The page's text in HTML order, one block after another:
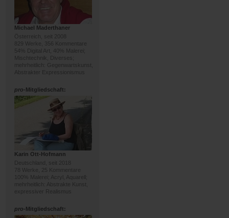
Michael Maderthaner
Österreich, seit 2008
829 Werke, 356 Kommentare
54% Digital Art, 40% Malerei;
Mischtechnik, Diverses;
mehrheitlich: Gegenwartskunst,
Abstrakter Expressionismus
pro-Mitgliedschaft:
Karin Ott-Hofmann
Deutschland, seit 2018
78 Werke, 25 Kommentare
100% Malerei; Acryl, Aquarell;
mehrheitlich: Abstrakte Kunst,
expressiver Realismus
pro-Mitgliedschaft: